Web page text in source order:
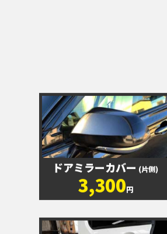
ドアミラーカバー (片側)
3,300円